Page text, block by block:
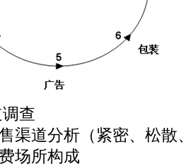
查
分析（紧密、松散、
所构成